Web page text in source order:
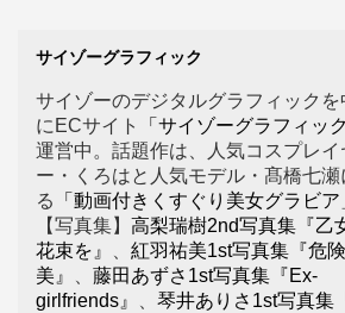
サイゾーグラフィック
サイゾーのデジタルグラフィックを
にECサイト
「サイゾーグラフィック
運営中。話題作は、人気コスプレイ
ー・くろはと人気モデル・髙橋七瀬
る
「動画付きくすぐり美女グラビア
【写真集】 高梨瑞樹2nd写真集『乙
花束を』
紅羽祐美1st写真集『危険
美』
藤田あずさ1st写真集『Ex-
girlfriends』
琴井ありさ1st写真集